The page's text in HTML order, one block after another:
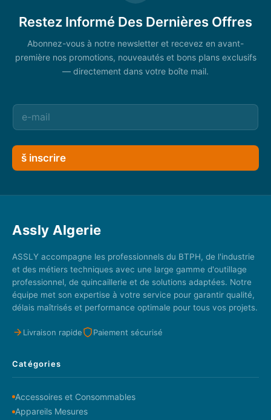
Restez Informé Des Dernières Offres
Abonnez-vous à notre newsletter et recevez en avant-
première nos promotions, nouveautés et bons plans exclusifs
— directement dans votre boîte mail.
š inscrire
Assly Algerie
ASSLY accompagne les professionnels du BTPH, de l'industrie
et des métiers techniques avec une large gamme d'outillage
professionnel, de quincaillerie et de solutions adaptées. Notre
équipe met son expertise à votre service pour garantir qualité,
délais maîtrisés et performance optimale pour tous vos projets.
Livraison rapide Paiement sécurisé
Catégories
Accessoires et Consommables
Appareils Mesures